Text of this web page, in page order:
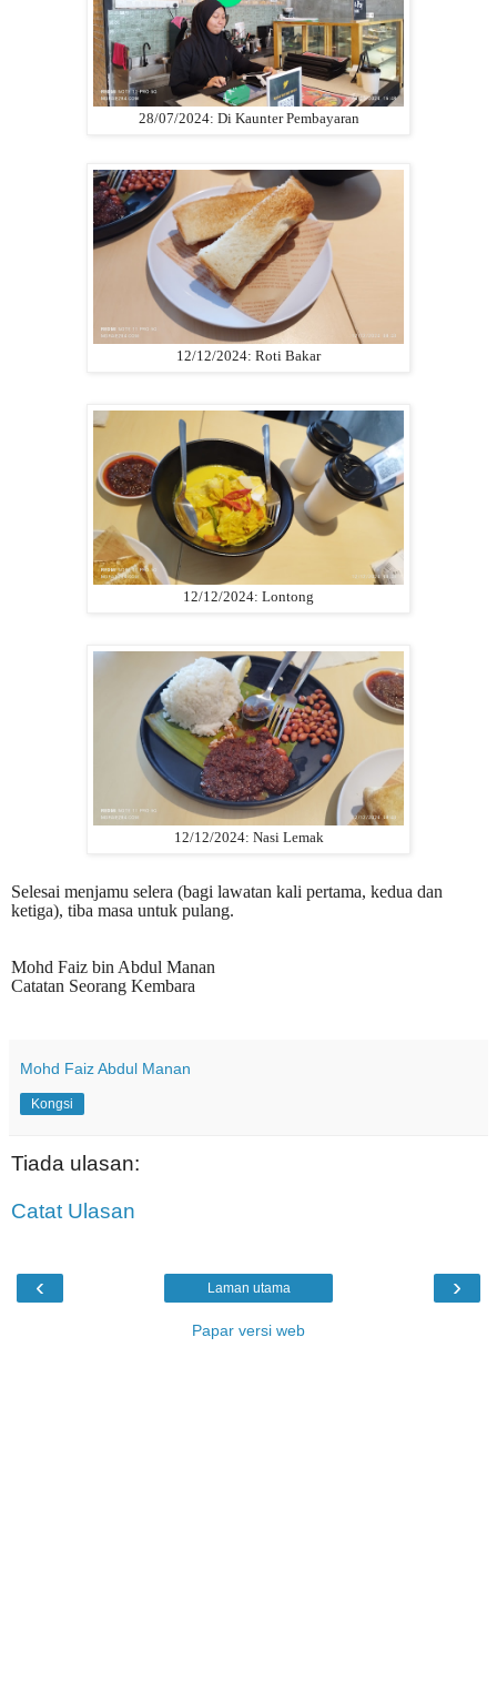
28/07/2024: Di Kaunter Pembayaran
12/12/2024: Roti Bakar
12/12/2024: Lontong
12/12/2024: Nasi Lemak
Selesai menjamu selera (bagi lawatan kali pertama, kedua dan
ketiga), tiba masa untuk pulang.
Mohd Faiz bin Abdul Manan
Catatan Seorang Kembara
Mohd Faiz Abdul Manan
Kongsi
Tiada ulasan:
Catat Ulasan
‹ ›
Laman utama
Papar versi web